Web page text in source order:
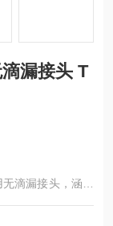
漏接头 T
滴漏接头，涵盖
造经验和快速连